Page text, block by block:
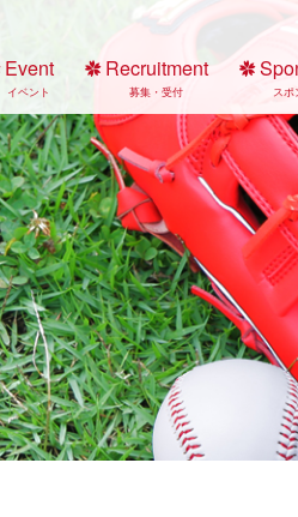
Event
イベント
Recruitment
募集・受付 スポ